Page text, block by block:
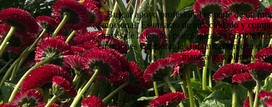
Buscar apoyo profesional es parte de un
emocional. Es un acto de autocuidado y
través de la terapia psicológica, es posible
emociones y mejorar la comunicación con el
manera más plena y